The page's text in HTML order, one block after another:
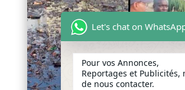
Let's chat on
Pour vos Annonces,
Reportages et Publicités,
de nous contacter.